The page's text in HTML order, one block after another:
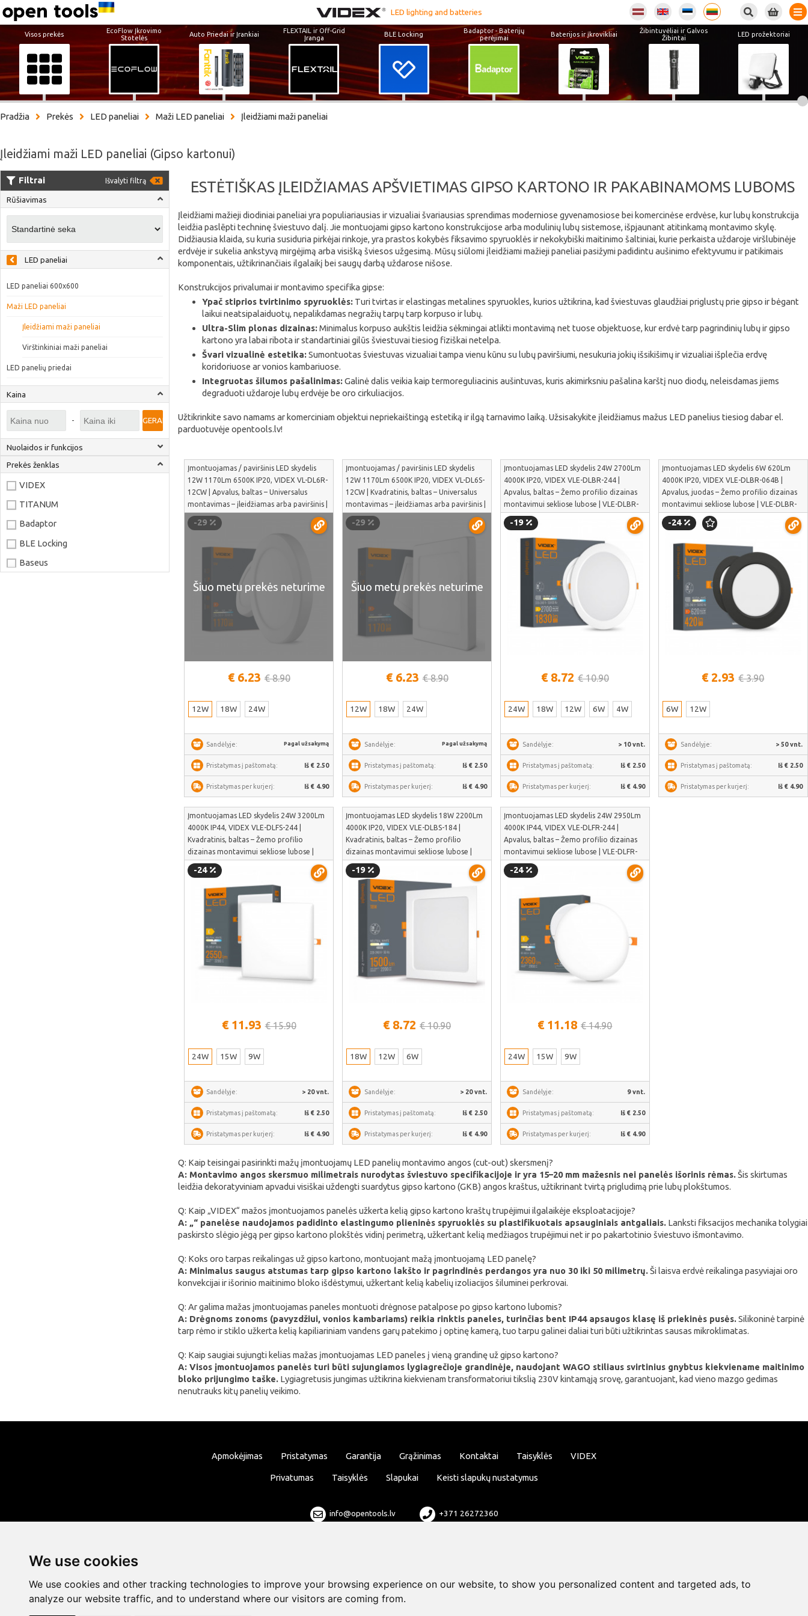
We use cookies
We use cookies and other tracking technologies to improve your browsing experience on our website, to show you personalized content and targeted ads, to
analyze our website traffic, and to understand where our visitors are coming from.
LED lighting and batteries
Visos prekės
EcoFlow Įkrovimo
Stotelės
Auto Priedai ir Įrankiai
FLEXTAIL ir Off-Grid
Įranga
BLE Locking
Badaptor - Baterijų
perėjimai
Baterijos ir įkrovikliai
Žibintuvėliai ir Galvos
Žibintai
LED prožektoriai
Pradžia Prekės LED paneliai Maži LED paneliai Įleidžiami maži paneliai
Įleidžiami maži LED paneliai (Gipso kartonui)
Filtrai Išvalyti filtrą
Rūšiavimas
LED paneliai
LED paneliai 600x600
Maži LED paneliai
Įleidžiami maži paneliai
Virštinkiniai maži paneliai
LED panelių priedai
Kaina
- GERAI
Nuolaidos ir funkcijos
Prekės ženklas
VIDEX
TITANUM
Badaptor
BLE Locking
Baseus
NAVEE
ULTIMEA
ESTĖTIŠKAS ĮLEIDŽIAMAS APŠVIETIMAS GIPSO KARTONO IR PAKABINAMOMS LUBOMS
Įleidžiami mažieji diodiniai paneliai yra populiariausias ir vizualiai švariausias sprendimas moderniose gyvenamosiose bei komercinėse erdvėse, kur lubų konstrukcija
leidžia paslēpti techninę šviestuvo dalį. Jie montuojami gipso kartono konstrukcijose arba modulinių lubų sistemose, išpjaunant atitinkamą montavimo skylę.
Didžiausia klaida, su kuria susiduria pirkėjai rinkoje, yra prastos kokybės fiksavimo spyruoklės ir nekokybiški maitinimo šaltiniai, kurie perkaista uždaroje viršlubinėje
erdvėje ir sukelia ankstyvą mirgėjimą arba visišką šviesos užgesimą. Mūsų siūlomi įleidžiami mažieji paneliai pasižymi padidintu aušinimo efektyvumu ir patikimais
komponentais, užtikrinančiais ilgalaikį bei saugų darbą uždarose nišose.
Konstrukcijos privalumai ir montavimo specifika gipse:
Ypač stiprios tvirtinimo spyruoklės:Turi tvirtas ir elastingas metalines spyruokles, kurios užtikrina, kad šviestuvas glaudžiai priglustų prie gipso ir bėgant
laikui neatsipalaiduotų, nepalikdamas negražių tarpų tarp korpuso ir lubų.
Ultra-Slim plonas dizainas:Minimalus korpuso aukštis leidžia sėkmingai atlikti montavimą net tuose objektuose, kur erdvė tarp pagrindinių lubų ir gipso
kartono yra labai ribota ir standartiniai gilūs šviestuvai tiesiog fiziškai netelpa.
Švari vizualinė estetika:Sumontuotas šviestuvas vizualiai tampa vienu kūnu su lubų paviršiumi, nesukuria jokių išsikišimų ir vizualiai išplečia erdvę
koridoriuose ar vonios kambariuose.
Integruotas šilumos pašalinimas:Galinė dalis veikia kaip termoreguliacinis aušintuvas, kuris akimirksniu pašalina karštį nuo diodų, neleisdamas jiems
degraduoti uždaroje lubų erdvėje be oro cirkuliacijos.
Užtikrinkite savo namams ar komerciniam objektui nepriekaištingą estetiką ir ilgą tarnavimo laiką. Užsisakykite įleidžiamus mažus LED panelius tiesiog dabar el.
parduotuvėje opentools.lv!
Įmontuojamas / paviršinis LED skydelis
12W 1170Lm 6500K IP20, VIDEX VL-DL6R-
12CW | Apvalus, baltas – Universalus
montavimas – įleidžiamas arba paviršinis |
VL-DL6R-12CW
-29
Šiuo metu prekės neturime
€ 6.23 € 8.90
12W 18W 24W
Sandėlyje: Pagal užsakymą
Pristatymas į paštomatą: Iš € 2.50
Pristatymas per kurjerį: Iš € 4.90
Įmontuojamas / paviršinis LED skydelis
12W 1170Lm 6500K IP20, VIDEX VL-DL6S-
12CW | Kvadratinis, baltas – Universalus
montavimas – įleidžiamas arba paviršinis |
VL-DL6S-12CW
-29
Šiuo metu prekės neturime
€ 6.23 € 8.90
12W 18W 24W
Sandėlyje: Pagal užsakymą
Pristatymas į paštomatą: Iš € 2.50
Pristatymas per kurjerį: Iš € 4.90
Įmontuojamas LED skydelis 24W 2700Lm
4000K IP20, VIDEX VLE-DLBR-244 |
Apvalus, baltas – Žemo profilio dizainas
montavimui sekliose lubose | VLE-DLBR-
244
-19
€ 8.72 € 10.90
24W 18W 12W 6W 4W
Sandėlyje: > 10 vnt.
Pristatymas į paštomatą: Iš € 2.50
Pristatymas per kurjerį: Iš € 4.90
Įmontuojamas LED skydelis 6W 620Lm
4000K IP20, VIDEX VLE-DLBR-064B |
Apvalus, juodas – Žemo profilio dizainas
montavimui sekliose lubose | VLE-DLBR-
064B
-24
€ 2.93 € 3.90
6W 12W
Sandėlyje: > 50 vnt.
Pristatymas į paštomatą: Iš € 2.50
Pristatymas per kurjerį: Iš € 4.90
Įmontuojamas LED skydelis 24W 3200Lm
4000K IP44, VIDEX VLE-DLFS-244 |
Kvadratinis, baltas – Žemo profilio
dizainas montavimui sekliose lubose |
VLE-DLFS-244
-24
€ 11.93 € 15.90
24W 15W 9W
Sandėlyje: > 20 vnt.
Pristatymas į paštomatą: Iš € 2.50
Pristatymas per kurjerį: Iš € 4.90
Įmontuojamas LED skydelis 18W 2200Lm
4000K IP20, VIDEX VLE-DLBS-184 |
Kvadratinis, baltas – Žemo profilio
dizainas montavimui sekliose lubose |
VLE-DLBS-184
-19
€ 8.72 € 10.90
18W 12W 6W
Sandėlyje: > 20 vnt.
Pristatymas į paštomatą: Iš € 2.50
Pristatymas per kurjerį: Iš € 4.90
Įmontuojamas LED skydelis 24W 2950Lm
4000K IP44, VIDEX VLE-DLFR-244 |
Apvalus, baltas – Žemo profilio dizainas
montavimui sekliose lubose | VLE-DLFR-
244
-24
€ 11.18 € 14.90
24W 15W 9W
Sandėlyje: 9 vnt.
Pristatymas į paštomatą: Iš € 2.50
Pristatymas per kurjerį: Iš € 4.90
Q: Kaip teisingai pasirinkti mažų įmontuojamų LED panelių montavimo angos (cut-out) skersmenį?
A: Montavimo angos skersmuo milimetrais nurodytas šviestuvo specifikacijoje ir yra 15–20 mm mažesnis nei panelės išorinis rėmas.Šis skirtumas
leidžia dekoratyviniam apvadui visiškai uždengti suardytus gipso kartono (GKB) angos kraštus, užtikrinant tvirtą prigludimą prie lubų plokštumos.
Q: Kaip „VIDEX“ mažos įmontuojamos panelės užkerta kelią gipso kartono kraštų trupėjimui ilgalaikėje eksploatacijoje?
A: „“ panelėse naudojamos padidinto elastingumo plieninės spyruoklės su plastifikuotais apsauginiais antgaliais.Lanksti fiksacijos mechanika tolygiai
paskirsto slėgio jėgą per gipso kartono plokštės vidinį perimetrą, užkertant kelią medžiagos trupėjimui net ir po pakartotinio šviestuvo išmontavimo.
Q: Koks oro tarpas reikalingas už gipso kartono, montuojant mažą įmontuojamą LED panelę?
A: Minimalus saugus atstumas tarp gipso kartono lakšto ir pagrindinės perdangos yra nuo 30 iki 50 milimetrų.Ši laisva erdvė reikalinga pasyviajai oro
konvekcijai ir išorinio maitinimo bloko išdėstymui, užkertant kelią kabelių izoliacijos šiluminei perkrovai.
Q: Ar galima mažas įmontuojamas paneles montuoti drėgnose patalpose po gipso kartono lubomis?
A: Drėgnoms zonoms (pavyzdžiui, vonios kambariams) reikia rinktis paneles, turinčias bent IP44 apsaugos klasę iš priekinės pusės.Silikoninė tarpinė
tarp rėmo ir stiklo užkerta kelią kapiliariniam vandens garų patekimo į optinę kamerą, tuo tarpu galinei daliai turi būti užtikrintas sausas mikroklimatas.
Q: Kaip saugiai sujungti kelias mažas įmontuojamas LED paneles į vieną grandinę už gipso kartono?
A: Visos įmontuojamos panelės turi būti sujungiamos lygiagrečioje grandinėje, naudojant WAGO stiliaus svirtinius gnybtus kiekviename maitinimo
bloko prijungimo taške.Lygiagretusis jungimas užtikrina kiekvienam transformatoriui tikslią 230V kintamąją srovę, garantuojant, kad vieno mazgo gedimas
nenutrauks kitų panelių veikimo.
Apmokėjimas Pristatymas Garantija Grąžinimas Kontaktai Taisyklės VIDEX
Privatumas Taisyklės Slapukai Keisti slapukų nustatymus
info@opentools.lv +371 26272360
Dizainas ir kūrimas